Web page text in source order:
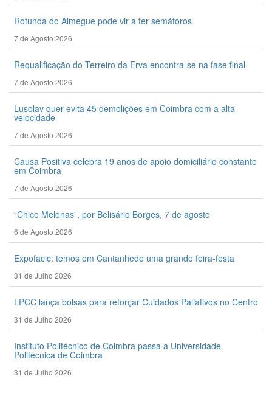
Rotunda do Almegue pode vir a ter semáforos
7 de Agosto 2026
Requalificação do Terreiro da Erva encontra-se na fase final
7 de Agosto 2026
Lusolav quer evita 45 demolições em Coimbra com a alta
velocidade
7 de Agosto 2026
Causa Positiva celebra 19 anos de apoio domiciliário constante
em Coimbra
7 de Agosto 2026
“Chico Melenas”, por Belisário Borges, 7 de agosto
6 de Agosto 2026
Expofacic: temos em Cantanhede uma grande feira-festa
31 de Julho 2026
LPCC lança bolsas para reforçar Cuidados Paliativos no Centro
31 de Julho 2026
Instituto Politécnico de Coimbra passa a Universidade
Politécnica de Coimbra
31 de Julho 2026